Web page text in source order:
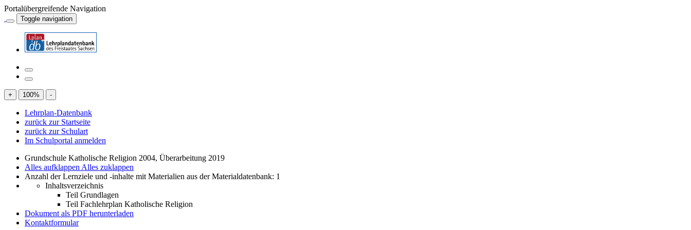
Portalübergreifende Navigation
Toggle navigation
+ 100% -
Lehrplan-Datenbank
zurück zur Startseite
zurück zur Schulart
Im Schulportal anmelden
Grundschule Katholische Religion 2004, Überarbeitung 2019
Alles aufklappen Alles zuklappen
Anzahl der Lernziele und -inhalte mit Materialien aus der Materialdatenbank: 1
Inhaltsverzeichnis
Teil Grundlagen
Teil Fachlehrplan Katholische Religion
Dokument als PDF herunterladen
Kontaktformular